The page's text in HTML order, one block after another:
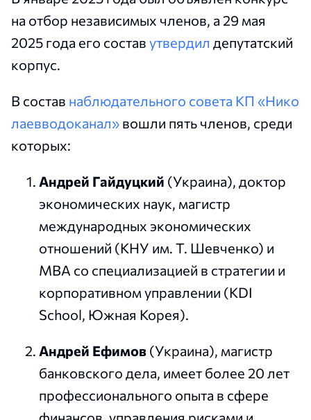
на отбор независимых членов, а 29 мая
2025 года его состав утвердил депутатский
корпус.
В состав наблюдательного совета КП «Нико
лаевводоканал» вошли пять членов, среди
которых:
Андрей Гайдуцкий (Украина), доктор
экономических наук, магистр
международных экономических
отношений (КНУ им. Т. Шевченко) и
MBA со специализацией в стратегии и
корпоративном управлении (KDI
School, Южная Корея).
Андрей Ефимов (Украина), магистр
банковского дела, имеет более 20 лет
профессионального опыта в сфере